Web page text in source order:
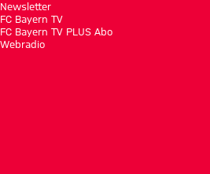
Newsletter
FC Bayern TV
FC Bayern TV PLUS Abo
Webradio